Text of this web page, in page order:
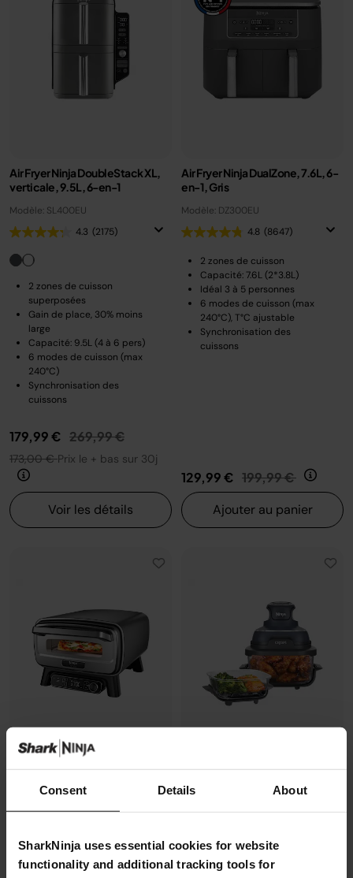
Consent Details About
SharkNinja uses essential cookies for website
functionality and additional tracking tools for
Air Fryer Ninja DoubleStack XL,
verticale, 9.5L, 6-en-1
Modèle: SL400EU
4.3 (2175)
2 zones de cuisson
superposées
Gain de place, 30% moins
large
Capacité: 9.5L (4 à 6 pers)
6 modes de cuisson (max
240°C)
Synchronisation des
cuissons
179,99 € Prix réduit de
269,99 €au
173,00 €Prix le + bas sur 30j
Voir les détails
Air Fryer Ninja DualZone, 7.6L, 6-
en-1, Gris
Modèle: DZ300EU
4.8 (8647)
2 zones de cuisson
Capacité: 7.6L (2*3.8L)
Idéal 3 à 5 personnes
6 modes de cuisson (max
240°C), T°C ajustable
Synchronisation des
cuissons
129,99 € Prix réduit de
199,99 € au
Ajouter au panier
d’extérieur, avec fonction Air
Fryer Ninja Artisan
4.7 (228)
CRISPi
4.3
(1070)